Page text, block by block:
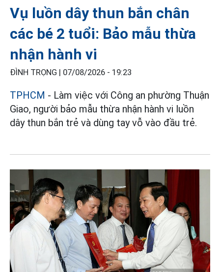
Vụ luồn dây thun bắn chân
các bé 2 tuổi: Bảo mẫu thừa
nhận hành vi
ĐÌNH TRỌNG | 07/08/2026 - 19:23
TPHCM - Làm việc với Công an phường Thuận
Giao, người bảo mẫu thừa nhận hành vi luồn
dây thun bắn trẻ và dùng tay vỗ vào đầu trẻ.